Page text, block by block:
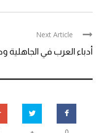
Next Article
أدباء العرب في الجاهلية